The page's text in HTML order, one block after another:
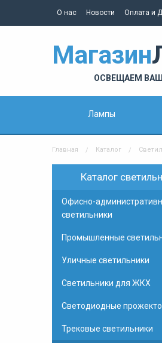
О нас Новости Оплата и
Магазин
ОСВЕЩАЕМ
Лампы
Главная Каталог
Каталог
Офисно-
светильники
Промышленные
Уличные светильники
Светильники для ЖКХ
Светодиодные
Трековые светильники